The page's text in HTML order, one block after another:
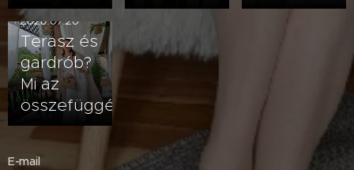
2026.07.20
Terasz és
gardrób?
Mi az
összefüggés?
E-mail